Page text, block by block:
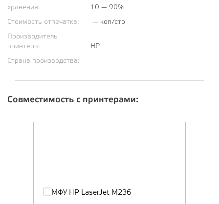
хранения:
10 — 90%
Стоимость отпечатка: — коп/стр
Производитель
принтера:
HP
Страна производства:
Совместимость с принтерами: